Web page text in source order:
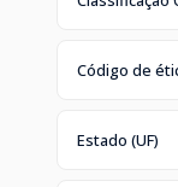
Código de
Estado (UF)